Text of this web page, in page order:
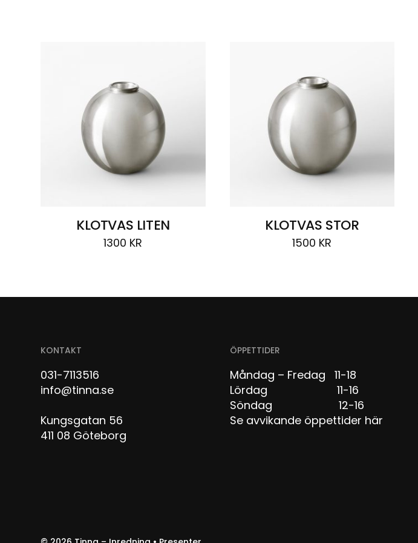
KLOTVAS LITEN
1300 KR
KLOTVAS STOR
1500 KR
KONTAKT
031-7113516
info@tinna.se
Kungsgatan 56
411 08 Göteborg
ÖPPETTIDER
Måndag – Fredag 11-18
Lördag 11-16
Söndag 12-16
Se avvikande öppettider här